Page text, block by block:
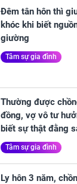
Đêm tân hôn thì
khóc khi biết
giường
Tâm sự gia đình
Thường được
đồng, vợ vô tư
biết sự thật đằng
Tâm sự gia đình
Ly hôn 3 năm,